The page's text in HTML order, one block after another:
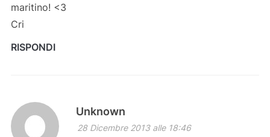
maritino! <3
Cri
RISPONDI
Unknown
28 Dicembre 2013 alle 18:46